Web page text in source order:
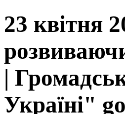
23 квітня
|
Україні"